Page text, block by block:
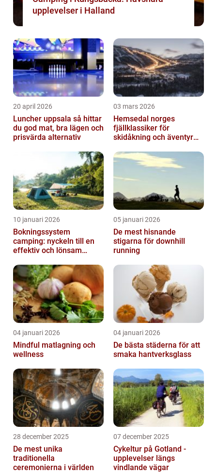
upplevelser i Halland
20 april 2026
Luncher uppsala så hittar
du god mat, bra lägen och
prisvärda alternativ
03 mars 2026
Hemsedal norges
fjällklassiker för
skidåkning och äventyr
10 januari 2026
Bokningssystem
camping: nyckeln till en
effektiv och lönsam
05 januari 2026
De mest hisnande
stigarna för downhill
running
04 januari 2026
Mindful matlagning och
wellness
04 januari 2026
De bästa städerna för att
smaka hantverksglass
28 december 2025
De mest unika
traditionella
ceremonierna i världen
07 december 2025
Cykeltur på Gotland -
upplevelser längs
vindlande vägar